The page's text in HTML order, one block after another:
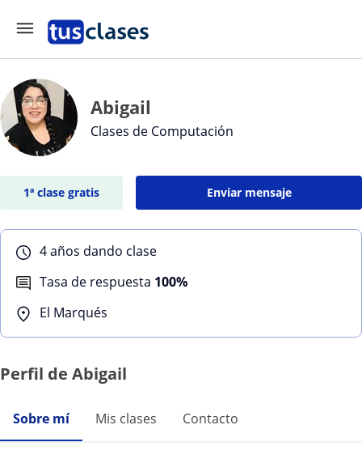
Abigail
Clases de Computación
1ª clase gratis Enviar mensaje
4 años dando clase
Tasa de respuesta 100%
El Marqués
Perfil de Abigail
Sobre mí Mis clases Contacto